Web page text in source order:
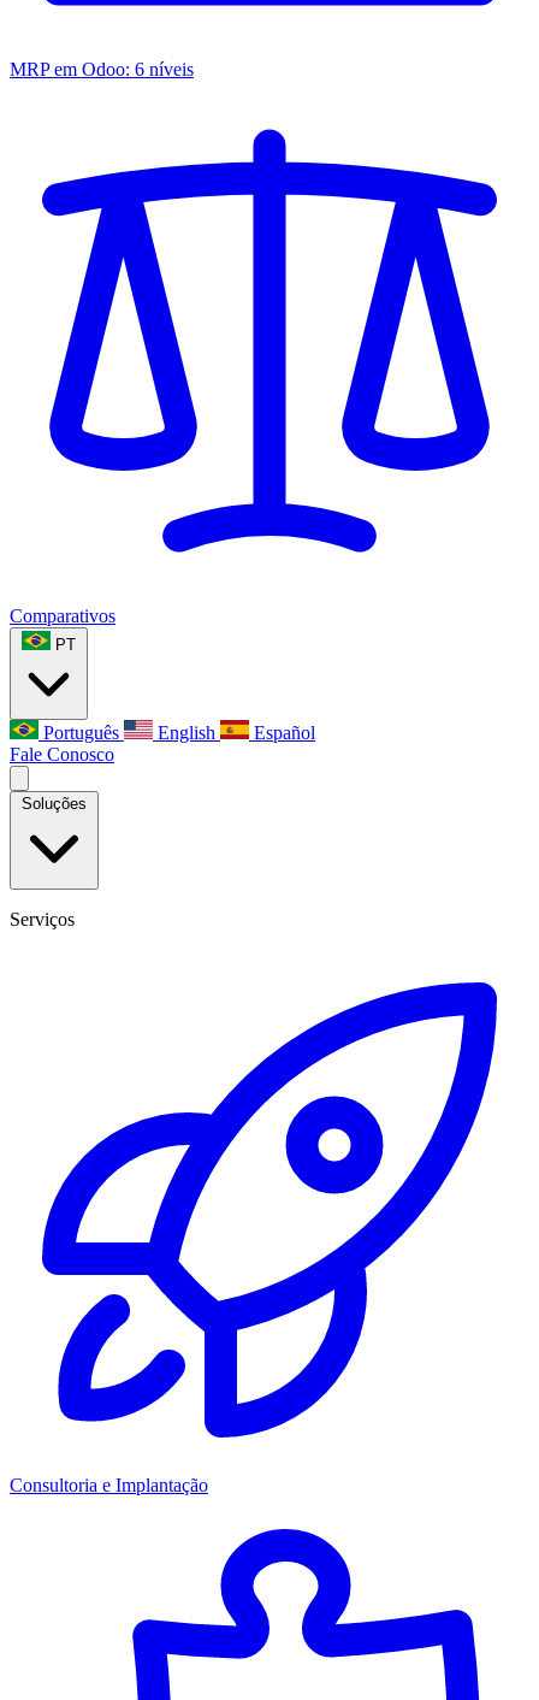
MRP em Odoo: 6 níveis
Comparativos
PT
Português English
Español
Fale Conosco
Soluções
Serviços
Consultoria e Implantação